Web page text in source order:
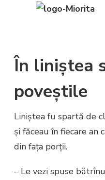
În liniștea
poveștile
Liniștea fu spartă de
și făceau în fiecare
din fața porții.
– Le vezi spuse